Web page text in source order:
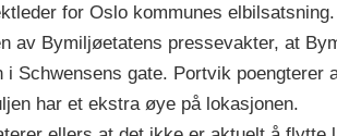
for Oslo kommunes elbilsatsning.
av Bymiljøetatens pressevakter, at
i Schwensens gate. Portvik
har et ekstra øye på lokasjonen.